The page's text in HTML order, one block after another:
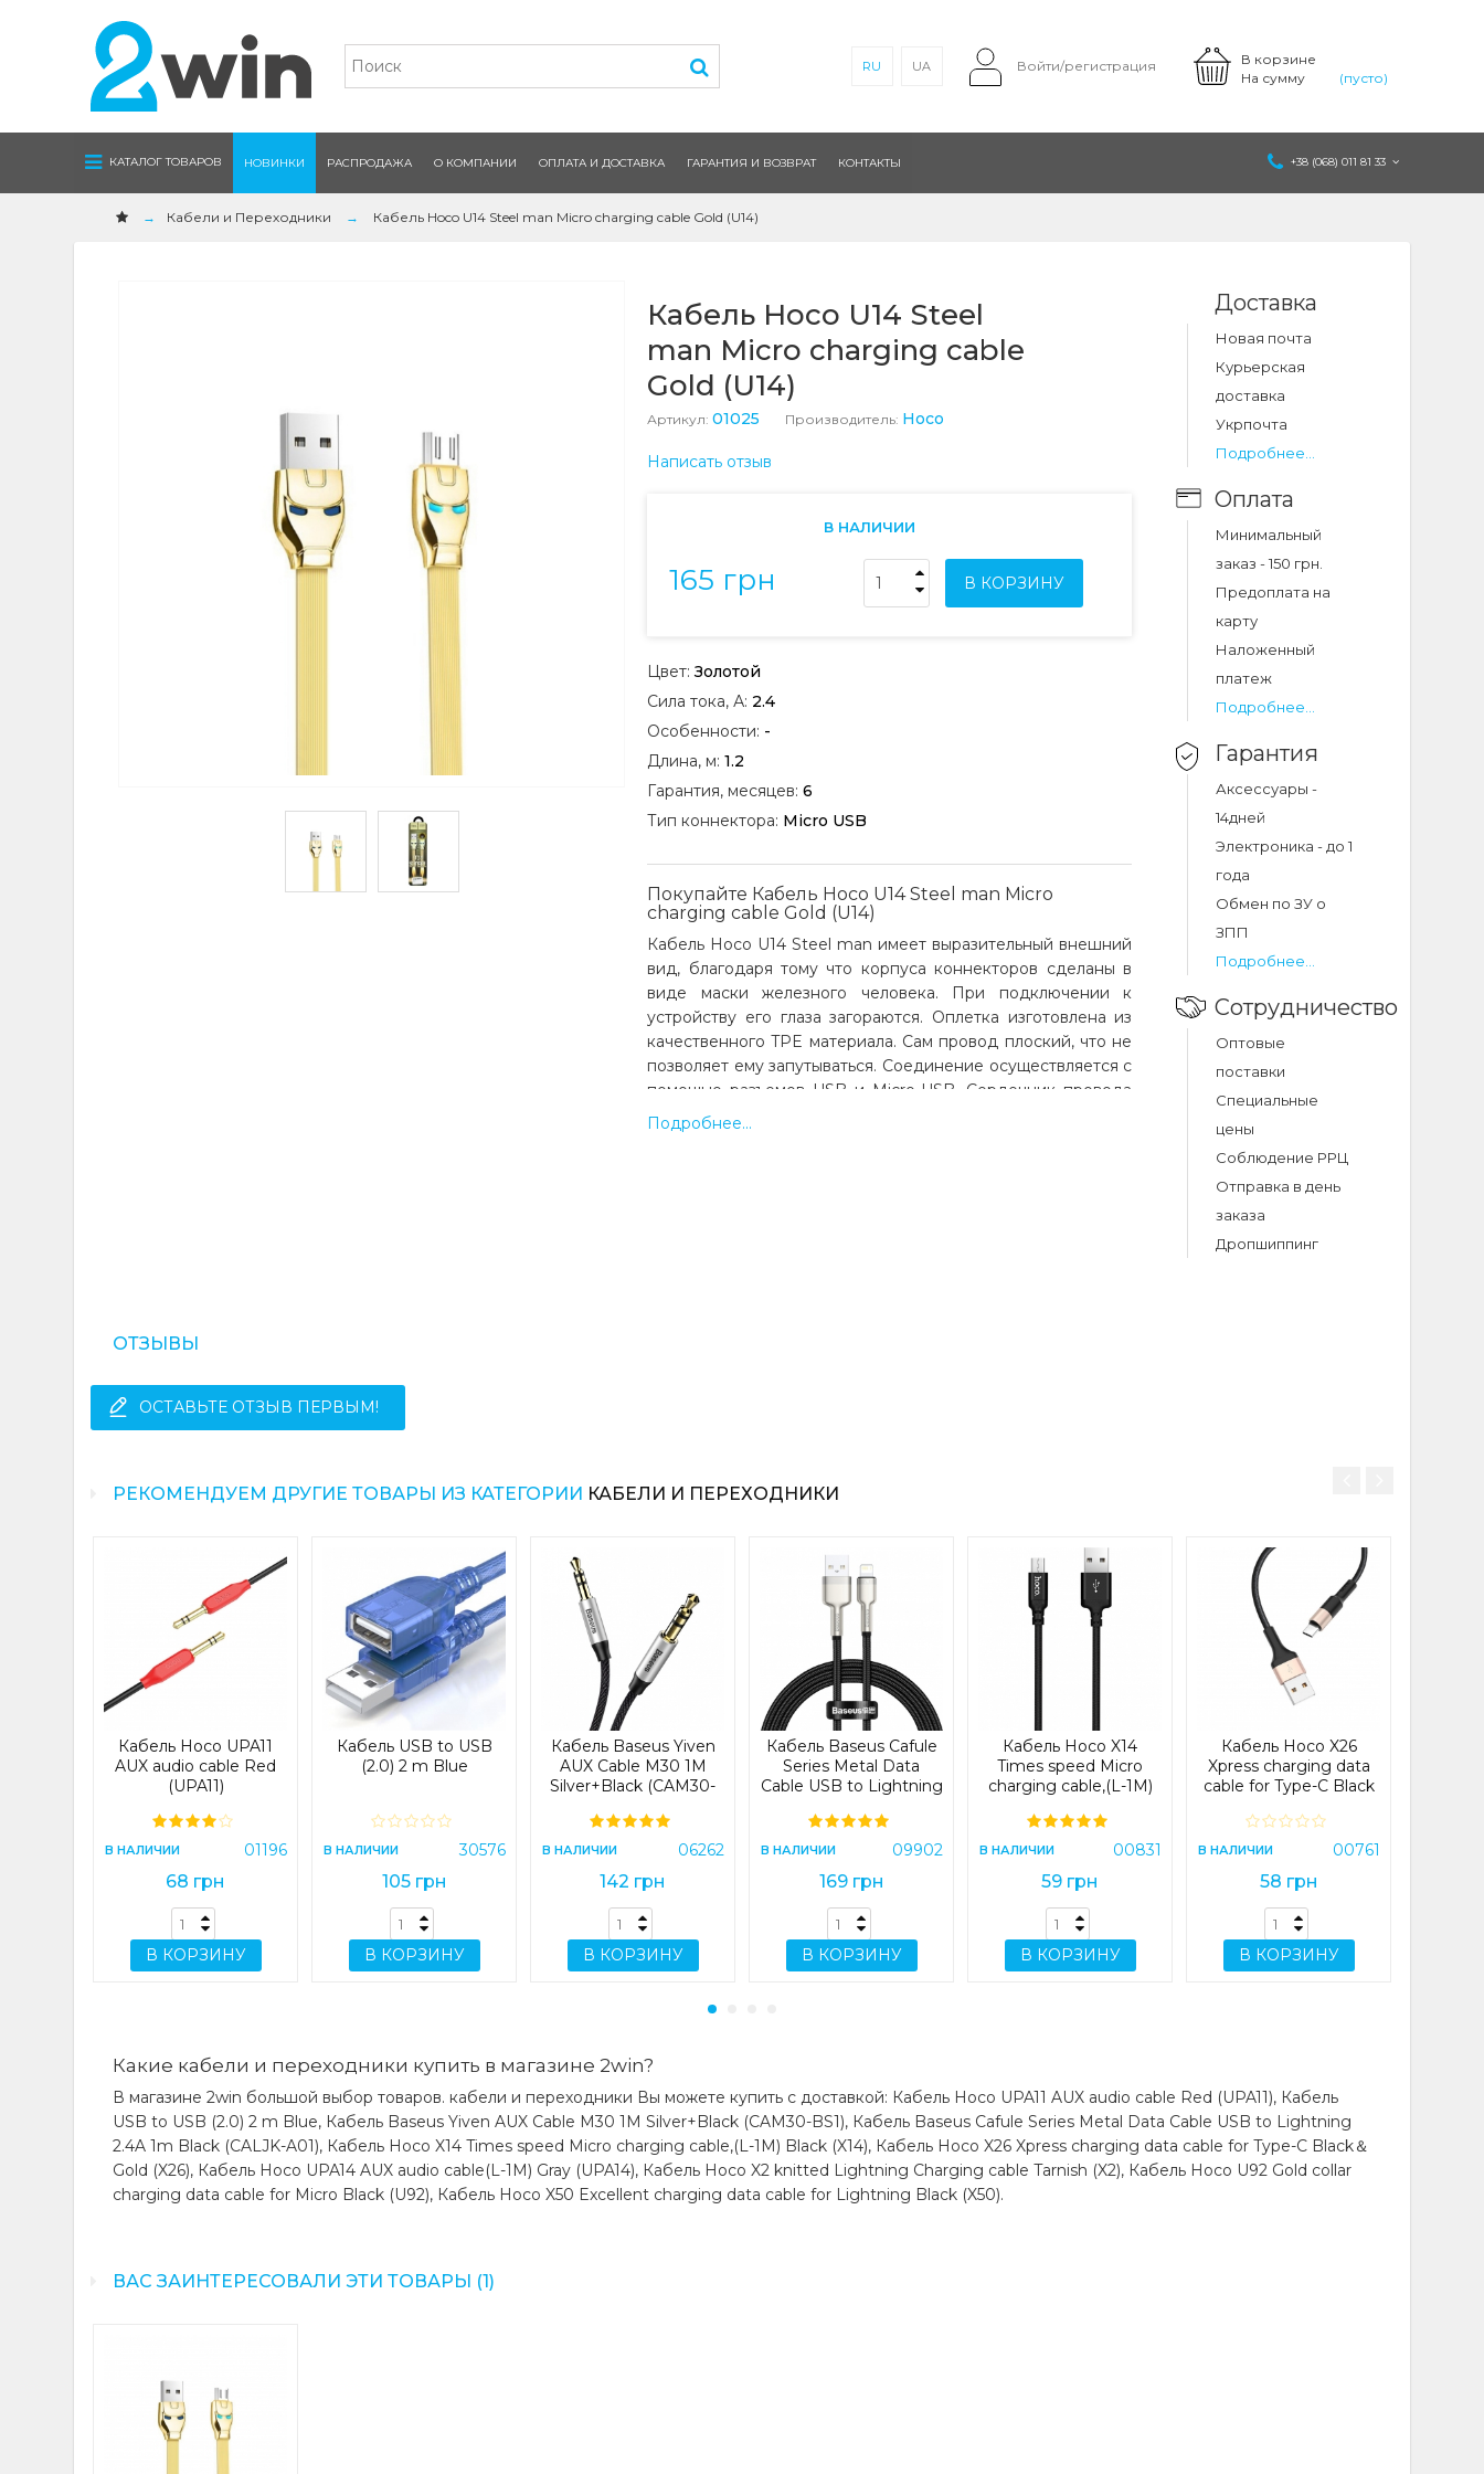
В корзине
На сумму
(пусто)
RU UA Войти/регистрация
КАТАЛОГ ТОВАРОВ НОВИНКИ РАСПРОДАЖА О КОМПАНИИ ОПЛАТА И ДОСТАВКА ГАРАНТИЯ И ВОЗВРАТ КОНТАКТЫ +38 (068) 011 81 33
Кабели и Переходники Кабель Hoco U14 Steel man Micro charging cable Gold (U14)
Кабель Hoco U14 Steel
man Micro charging cable
Gold (U14)
Артикул: 01025 Производитель: Hoco
Написать отзыв
В НАЛИЧИИ
165 грн В КОРЗИНУ
Цвет: Золотой
Сила тока, А: 2.4
Особенности: -
Длина, м: 1.2
Гарантия, месяцев: 6
Тип коннектора: Micro USB
Покупайте Кабель Hoco U14 Steel man Micro
charging cable Gold (U14)
Кабель Hoco U14 Steel man имеет выразительный внешний
вид, благодаря тому что корпуса коннекторов сделаны в
виде маски железного человека. При подключении к
устройству его глаза загораются. Оплетка изготовлена из
качественного TPE материала. Сам провод плоский, что не
позволяет ему запутываться. Соединение осуществляется с
помощью разъемов USB и Micro-USB. Сердечник провода
изготовлен из бескислородной луженой меди.
Производителем заявлена поддержка максимальной силы
Подробнее...
Доставка
Новая почта
Курьерская
доставка
Укрпочта
Подробнее...
Оплата
Минимальный
заказ - 150 грн.
Предоплата на
карту
Наложенный
платеж
Подробнее...
Гарантия
Аксессуары -
14дней
Электроника - до 1
года
Обмен по ЗУ о
ЗПП
Подробнее...
Сотрудничество
Оптовые
поставки
Специальные
цены
Соблюдение РРЦ
Отправка в день
заказа
Дропшиппинг
ОТЗЫВЫ
ОСТАВЬТЕ ОТЗЫВ ПЕРВЫМ!
РЕКОМЕНДУЕМ ДРУГИЕ ТОВАРЫ ИЗ КАТЕГОРИИ КАБЕЛИ И ПЕРЕХОДНИКИ
Кабель Hoco UPA11
AUX audio cable Red
(UPA11)
В НАЛИЧИИ 01196
68 грн
В КОРЗИНУ
Кабель USB to USB
(2.0) 2 m Blue
В НАЛИЧИИ 30576
105 грн
В КОРЗИНУ
Кабель Baseus Yiven
AUX Cable M30 1M
Silver+Black (CAM30-
В НАЛИЧИИ 06262
142 грн
В КОРЗИНУ
Кабель Baseus Cafule
Series Metal Data
Cable USB to Lightning
A01)
В НАЛИЧИИ 09902
169 грн
В КОРЗИНУ
Кабель Hoco X14
Times speed Micro
charging cable,(L-1M)
В НАЛИЧИИ 00831
59 грн
В КОРЗИНУ
Кабель Hoco X26
Xpress charging data
cable for Type-C Black
В НАЛИЧИИ 00761
58 грн
В КОРЗИНУ
Какие кабели и переходники купить в магазине 2win?
В магазине 2win большой выбор товаров. кабели и переходники Вы можете купить с доставкой: Кабель Hoco UPA11 AUX audio cable Red (UPA11), Кабель
USB to USB (2.0) 2 m Blue, Кабель Baseus Yiven AUX Cable M30 1M Silver+Black (CAM30-BS1), Кабель Baseus Cafule Series Metal Data Cable USB to Lightning
2.4A 1m Black (CALJK-A01), Кабель Hoco X14 Times speed Micro charging cable,(L-1M) Black (X14), Кабель Hoco X26 Xpress charging data cable for Type-C Black＆
Gold (X26), Кабель Hoco UPA14 AUX audio cable(L-1M) Gray (UPA14), Кабель Hoco X2 knitted Lightning Charging cable Tarnish (X2), Кабель Hoco U92 Gold collar
charging data cable for Micro Black (U92), Кабель Hoco X50 Excellent charging data cable for Lightning Black (X50).
ВАС ЗАИНТЕРЕСОВАЛИ ЭТИ ТОВАРЫ (1)